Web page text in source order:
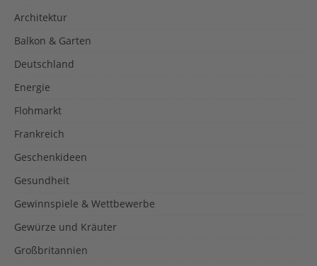
Architektur
Balkon & Garten
Deutschland
Energie
Flohmarkt
Frankreich
Geschenkideen
Gesundheit
Gewinnspiele & Wettbewerbe
Gewürze und Kräuter
Großbritannien